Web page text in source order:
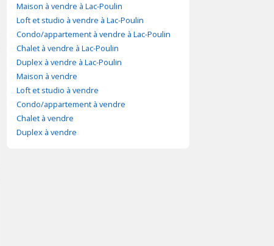
Maison à vendre à Lac-Poulin
Loft et studio à vendre à Lac-Poulin
Condo/appartement à vendre à Lac-Poulin
Chalet à vendre à Lac-Poulin
Duplex à vendre à Lac-Poulin
Maison à vendre
Loft et studio à vendre
Condo/appartement à vendre
Chalet à vendre
Duplex à vendre